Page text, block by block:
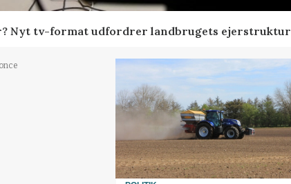
Nyt tv-format udfordrer landbrugets ejerstruktur